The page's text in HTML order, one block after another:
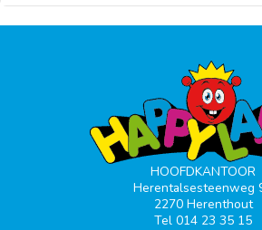
HOOFDKANTOOR
Herentalsesteenweg
2270 Herenthout
Tel 014 23 35 15